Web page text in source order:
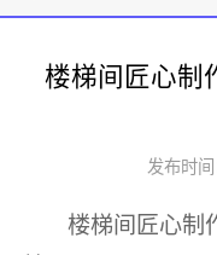
楼梯间匠心制
发布时
楼梯间匠心制